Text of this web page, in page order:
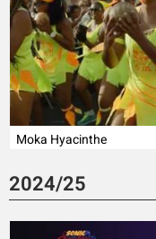
Moka Hyacinthe
2024/25